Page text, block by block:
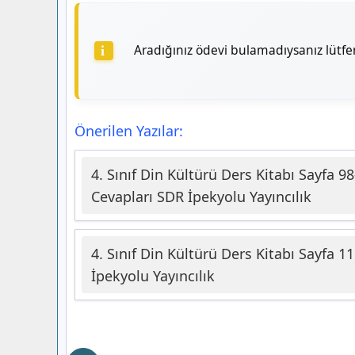
Aradığınız ödevi bulamadıysanız
Önerilen Yazılar:
4. Sınıf Din Kültürü Ders Kitabı Sayfa
Cevapları SDR İpekyolu Yayıncılık
4. Sınıf Din Kültürü Ders Kitabı Sayfa
İpekyolu Yayıncılık